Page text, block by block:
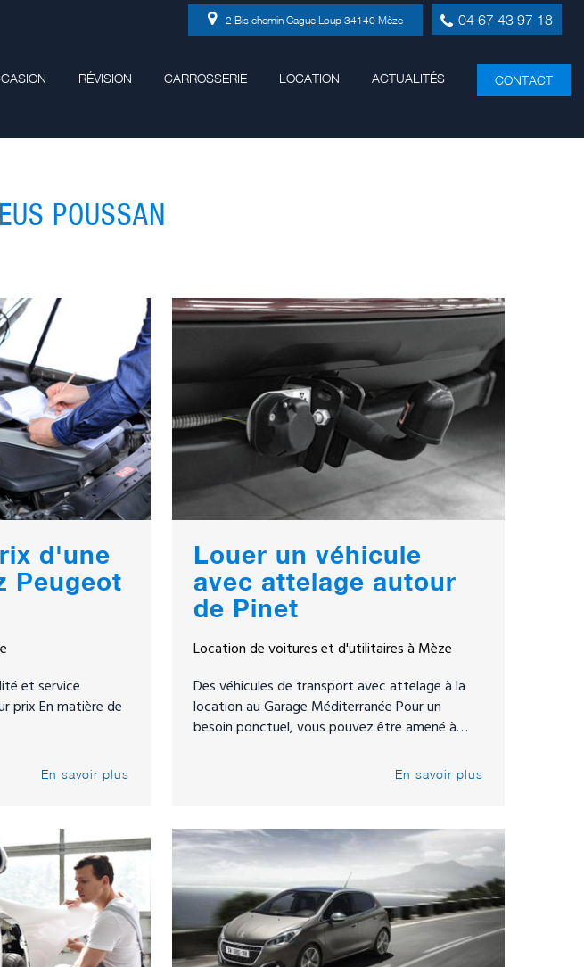
2 Bis chemin Cague Loup 34140 Mèze 04 67 43 97 18
RÉVISION CARROSSERIE LOCATION ACTUALITÉS CONTACT
POUSSAN
d'une
Peugeot
et service
prix En matière de
En savoir plus
Louer un véhicule
avec attelage autour
de Pinet
Location de voitures et d'utilitaires à Mèze
Des véhicules de transport avec attelage à la
location au Garage Méditerranée Pour un
besoin ponctuel, vous pouvez être amené à…
En savoir plus